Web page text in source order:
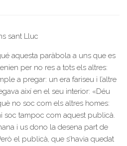
sant Lluc
aquesta paràbola a uns que es
per no res a tots els altres:
a pregar: un era fariseu i l’altre
així en el seu interior: «Déu
no soc com els altres homes:
soc tampoc com aquest publicà.
i us dono la desena part de
el publicà, que s’havia quedat